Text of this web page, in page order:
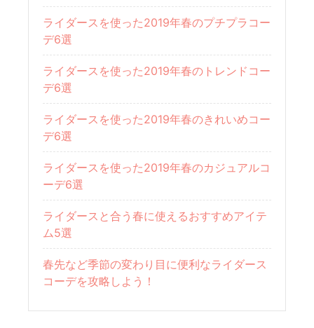
ライダースを使った2019年春のプチプラコー
デ6選
ライダースを使った2019年春のトレンドコー
デ6選
ライダースを使った2019年春のきれいめコー
デ6選
ライダースを使った2019年春のカジュアルコ
ーデ6選
ライダースと合う春に使えるおすすめアイテ
ム5選
春先など季節の変わり目に便利なライダース
コーデを攻略しよう！